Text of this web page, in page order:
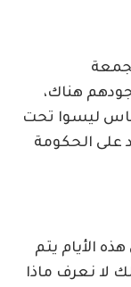
هناك،
ليسوا تحت
على الحكومة
الأيام يتم
لا نعرف ماذا